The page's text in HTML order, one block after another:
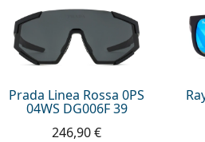
Prada Linea Rossa 0PS
04WS DG006F 39
246,90 €